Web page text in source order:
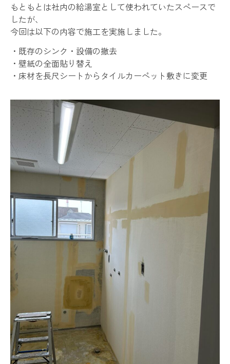
もともとは社内の給湯室として使われていたスペースで
したが、
今回は以下の内容で施工を実施しました。
・既存のシンク・設備の撤去
・壁紙の全面貼り替え
・床材を長尺シートからタイルカーペット敷きに変更